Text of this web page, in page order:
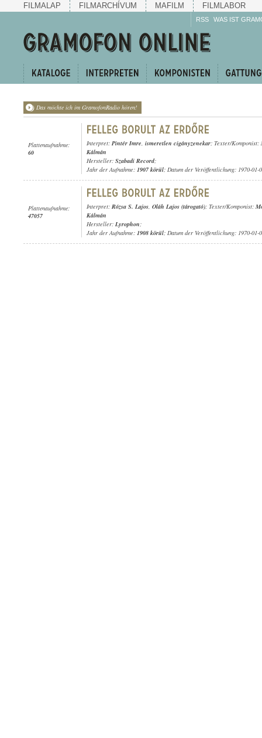
FILMALAP FILMARCHÍVUM MAFILM FILMLABOR
RSS WAS IST
Das möchte ich im GramofonRadio hören!
Plattenaufnahme:
60
Interpret: Pintér Imre, ismeretlen cigányzenekar; Texter/Komponist:
Kálmán
Hersteller: Szabadi Record;
Jahr der Aufnahme: 1907 körül; Datum der Veröffentlichung: 1970-01-
Plattenaufnahme:
47057
Interpret: Rózsa S. Lajos, Oláh Lajos (tárogató); Texter/Komponist:
Kálmán
Hersteller: Lyrophon;
Jahr der Aufnahme: 1908 körül; Datum der Veröffentlichung: 1970-01-